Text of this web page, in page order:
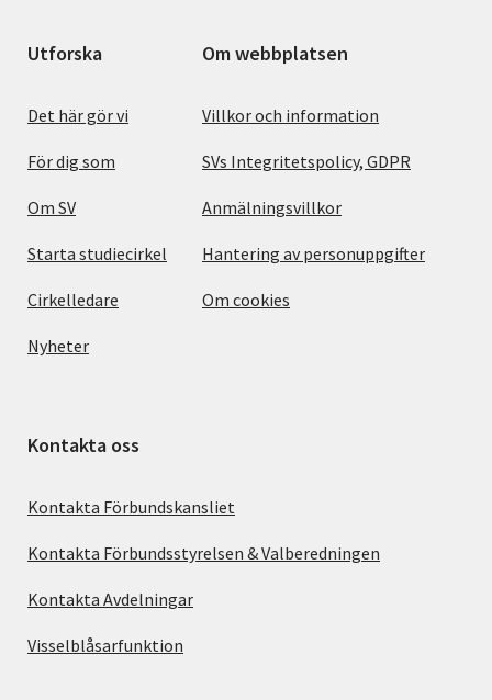
Utforska
Det här gör vi
För dig som
Om SV
Starta studiecirkel
Cirkelledare
Nyheter
Om webbplatsen
Villkor och information
SVs Integritetspolicy, GDPR
Anmälningsvillkor
Hantering av personuppgifter
Om cookies
Kontakta oss
Kontakta Förbundskansliet
Kontakta Förbundsstyrelsen & Valberedningen
Kontakta Avdelningar
Visselblåsarfunktion